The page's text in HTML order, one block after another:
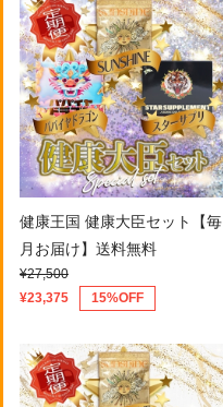
健康王国 健康大臣セット【毎
月お届け】送料無料
¥27,500
¥23,375
15%OFF